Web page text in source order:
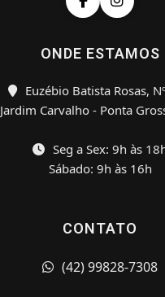
ONDE ESTAMOS
Euzébio Batista Rosas,
Jardim Carvalho - Ponta
Seg a Sex: 9h às
Sábado: 9h às 16h
CONTATO
(42) 99828-7308